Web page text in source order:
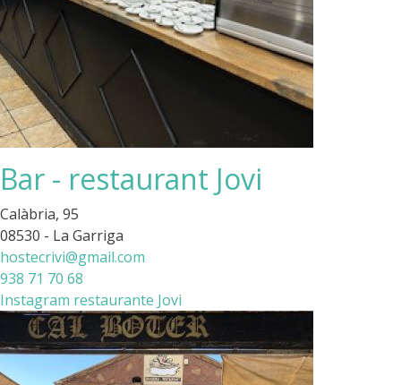
Bar - restaurant Jovi
Calàbria, 95
08530 - La Garriga
hostecrivi@gmail.com
938 71 70 68
Instagram restaurante Jovi